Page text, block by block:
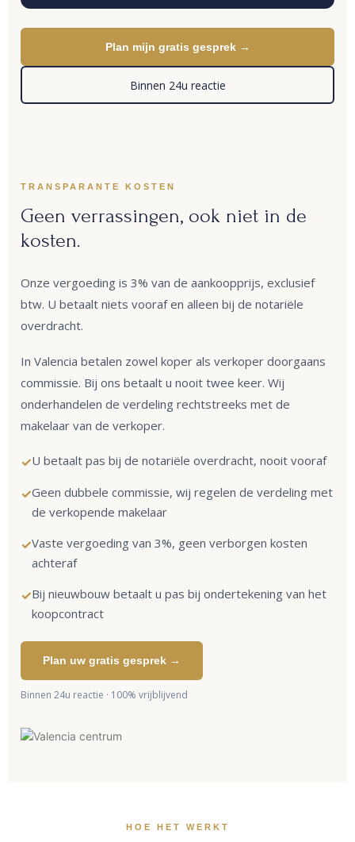
Plan mijn gratis gesprek →
Binnen 24u reactie
TRANSPARANTE KOSTEN
Geen verrassingen, ook niet in de
kosten.
Onze vergoeding is 3% van de aankoopprijs, exclusief
btw. U betaalt niets vooraf en alleen bij de notariële
overdracht.
In Valencia betalen zowel koper als verkoper doorgaans
commissie. Bij ons betaalt u nooit twee keer. Wij
onderhandelen de verdeling rechtstreeks met de
makelaar van de verkoper.
✓U betaalt pas bij de notariële overdracht, nooit vooraf
✓Geen dubbele commissie, wij regelen de verdeling met
de verkopende makelaar
✓Vaste vergoeding van 3%, geen verborgen kosten
achteraf
✓Bij nieuwbouw betaalt u pas bij ondertekening van het
koopcontract
Plan uw gratis gesprek →
Binnen 24u reactie · 100% vrijblijvend
HOE HET WERKT